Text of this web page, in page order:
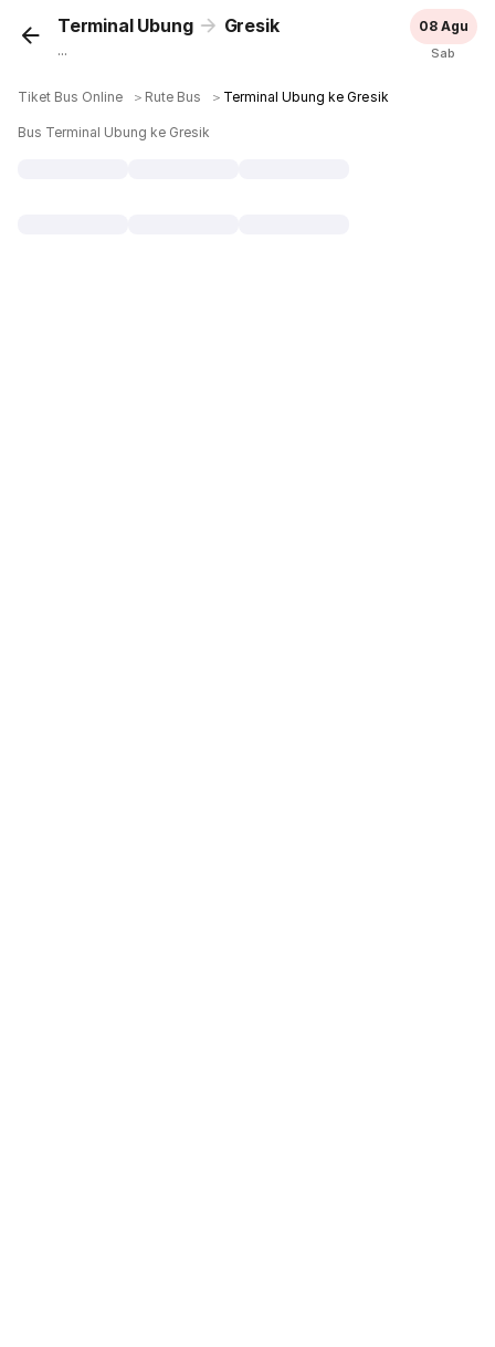
Terminal Ubung Gresik
...
08 Agu
Sab
Tiket Bus Online ＞ Rute Bus ＞ Terminal Ubung ke Gresik
Bus Terminal Ubung ke Gresik